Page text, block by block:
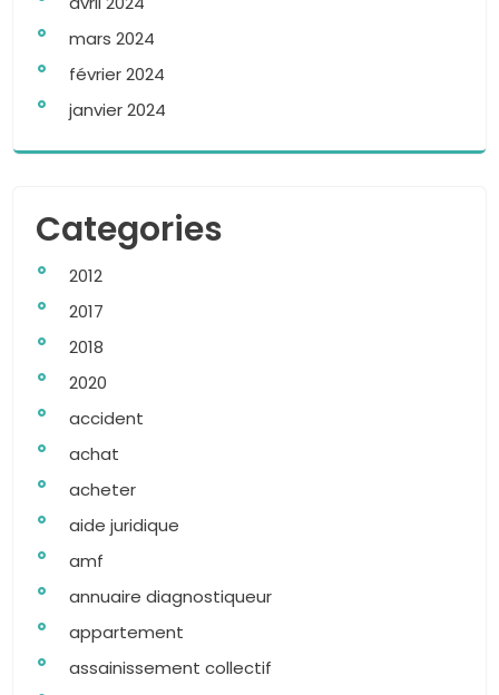
mars 2024
février 2024
janvier 2024
Categories
2012
2017
2018
2020
accident
achat
acheter
aide juridique
amf
annuaire diagnostiqueur
appartement
assainissement collectif